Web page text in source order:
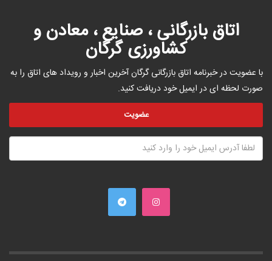
اتاق بازرگانی ، صنایع ، معادن و
کشاورزی گرگان
با عضویت در خبرنامه اتاق بازرگانی گرگان آخرین اخبار و رویداد های اتاق را به
صورت لحظه ای در ایمیل خود دریافت کنید.